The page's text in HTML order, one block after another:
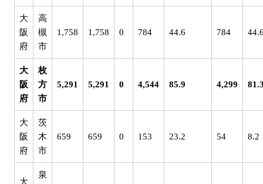
大
阪
府
高
槻
市
1,758 1,758 0 784 44.6 784
大
阪
府
枚
方
市
5,291 5,291 0 4,544 85.9 4,299
大
阪
府
茨
木
市
659 659 0 153 23.2 54 8.2
大
泉